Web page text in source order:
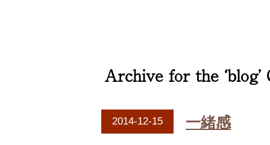
Archive for the ‘blog’
2014-12-15 一緒感